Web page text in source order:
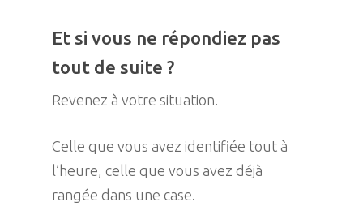
Et si vous ne répondiez pas
tout de suite ?
Revenez à votre situation.
Celle que vous avez identifiée tout à
l’heure, celle que vous avez déjà
rangée dans une case.